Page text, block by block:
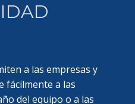
a las empresas y
fácilmente a las
del equipo o a las